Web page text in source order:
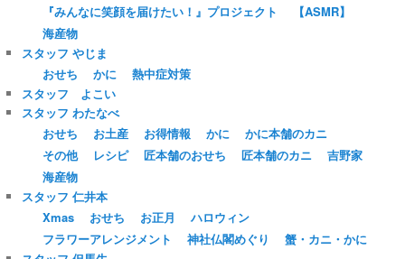
『みんなに笑顔を届けたい！』プロジェクト
【ASMR】
海産物
スタッフ やじま
おせち
かに
熱中症対策
スタッフ よこい
スタッフ わたなべ
おせち
お土産 お得情報 かに
かに本舗のカニ
その他
レシピ 匠本舗のおせち 匠本舗のカニ
吉野家
海産物
スタッフ 仁井本
Xmas
おせち お正月
ハロウィン
フラワーアレンジメント
神社仏閣めぐり
蟹・カニ・かに